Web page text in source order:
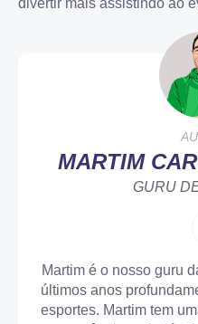
entretenimento e não como
Para obter mais
responsável, incluindo dicas
comportamentos
seção
preocupado com seus
apoio profissional para obter
divertir mais assistindo ao
MARTIM
GURU
Martim é o nosso guru
últimos anos
esportes. Martim tem